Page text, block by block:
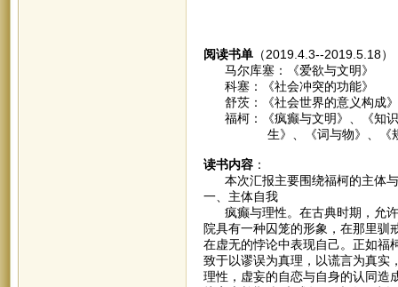
阅读书单（2019.4.3--2019.5.18）
马尔库塞：《爱欲与文明》
科塞：《社会冲突的功能》
舒茨：《社会世界的意义构成》
福柯：《疯癫与文明》、《知识
生》、《词与物》、《规训
读书内容：
本次汇报主要围绕福柯的主体与
一、主体自我
疯癫与理性。在古典时期，允许
院具有一种囚笼的形象，在那里驯
在虚无的悖论中表现自己。正如
致于以谬误为真理，以谎言为真实
理性，虚妄的自恋与自身的认同造